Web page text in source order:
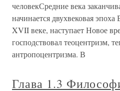
человекСредние века
начинается двухвековая
XVII веке, наступает Новое
господствовал теоцентризм,
антропоцентризма. В
Глава 1.3